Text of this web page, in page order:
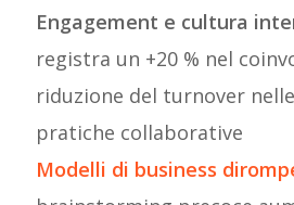
Engagement e cultura
registra un +20 % nel
riduzione del turnover
pratiche collaborative
Modelli di business